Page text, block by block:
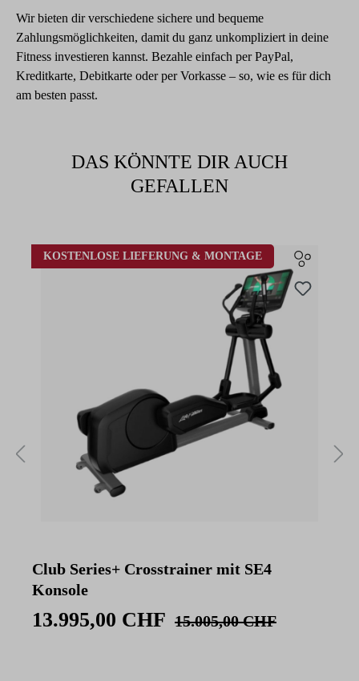
Wir bieten dir verschiedene sichere und bequeme
Zahlungsmöglichkeiten, damit du ganz unkompliziert in deine
Fitness investieren kannst. Bezahle einfach per PayPal,
Kreditkarte, Debitkarte oder per Vorkasse – so, wie es für dich
am besten passt.
DAS KÖNNTE DIR AUCH
GEFALLEN
Produktgalerie überspringen
KOSTENLOSE LIEFERUNG & MONTAGE
Club Series+ Crosstrainer mit SE4
Konsole
13.995,00 CHF 15.005,00 CHF